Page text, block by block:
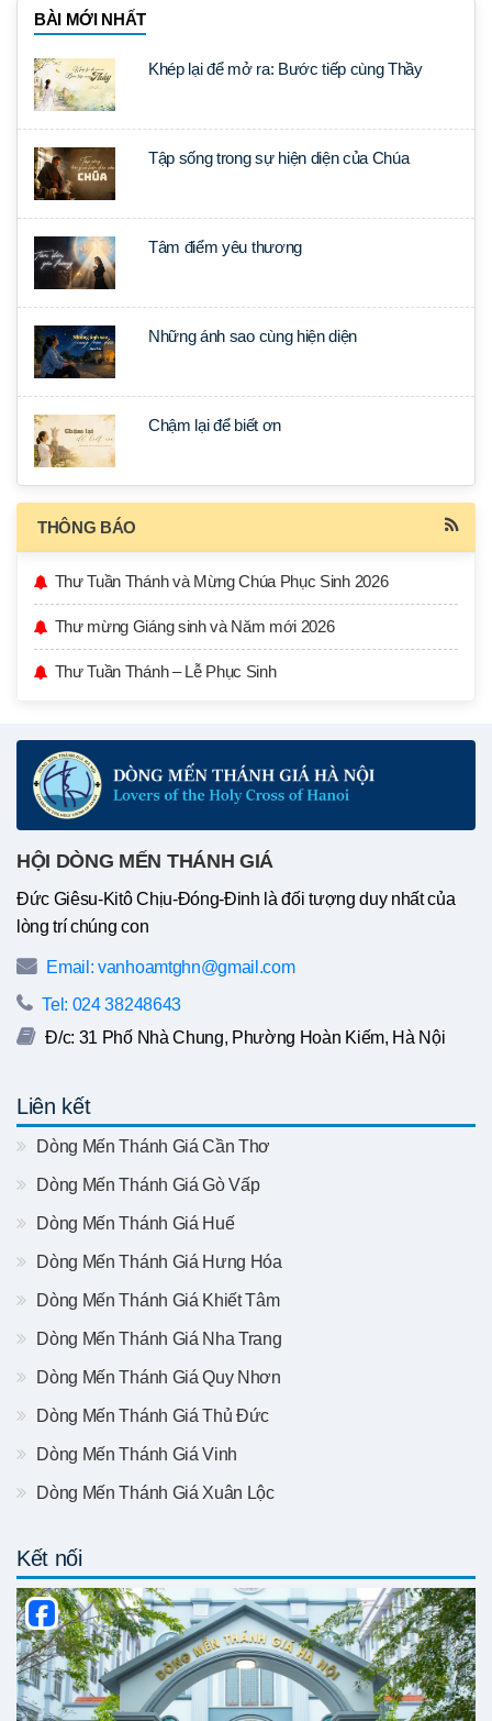
BÀI MỚI NHẤT
Khép lại để mở ra: Bước tiếp cùng Thầy
Tập sống trong sự hiện diện của Chúa
Tâm điểm yêu thương
Những ánh sao cùng hiện diện
Chậm lại để biết ơn
THÔNG BÁO
Thư Tuần Thánh và Mừng Chúa Phục Sinh 2026
Thư mừng Giáng sinh và Năm mới 2026
Thư Tuần Thánh – Lễ Phục Sinh
HỘI DÒNG MẾN THÁNH GIÁ
Đức Giêsu-Kitô Chịu-Đóng-Đinh là đối tượng duy nhất của
lòng trí chúng con
Email: vanhoamtghn@gmail.com
Tel: 024 38248643
Đ/c: 31 Phố Nhà Chung, Phường Hoàn Kiếm, Hà Nội
Liên kết
Dòng Mến Thánh Giá Cần Thơ
Dòng Mến Thánh Giá Gò Vấp
Dòng Mến Thánh Giá Huế
Dòng Mến Thánh Giá Hưng Hóa
Dòng Mến Thánh Giá Khiết Tâm
Dòng Mến Thánh Giá Nha Trang
Dòng Mến Thánh Giá Quy Nhơn
Dòng Mến Thánh Giá Thủ Đức
Dòng Mến Thánh Giá Vinh
Dòng Mến Thánh Giá Xuân Lộc
Kết nối